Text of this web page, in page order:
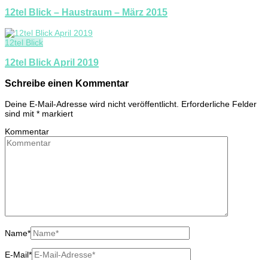
12tel Blick – Haustraum – März 2015
12tel Blick
12tel Blick April 2019
Schreibe einen Kommentar
Deine E-Mail-Adresse wird nicht veröffentlicht. Erforderliche Felder
sind mit * markiert
Kommentar
Name*
E-Mail*